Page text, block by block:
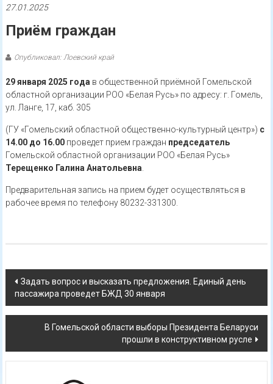
27.01.2025
Приём граждан
Опубликовал: Лоевский край
29 января 2025 года в общественной приёмной Гомельской
областной организации РОО «Белая Русь» по адресу: г. Гомель,
ул. Ланге, 17, каб. 305
(ГУ «Гомельский областной общественно-культурный центр») с
14.00 до 16.00проведет прием граждан председатель
Гомельской областной организации РОО «Белая Русь»
Терещенко Галина Анатольевна
Предварительная запись на прием будет осуществляться в
рабочее время по телефону 80232-331300.
Навигация
по
записям
Задать вопрос и высказать предложения. Единый день
пассажира проведет БЖД 30 января
В Гомельской области выборы Президента Беларуси
прошли в конструктивном русле